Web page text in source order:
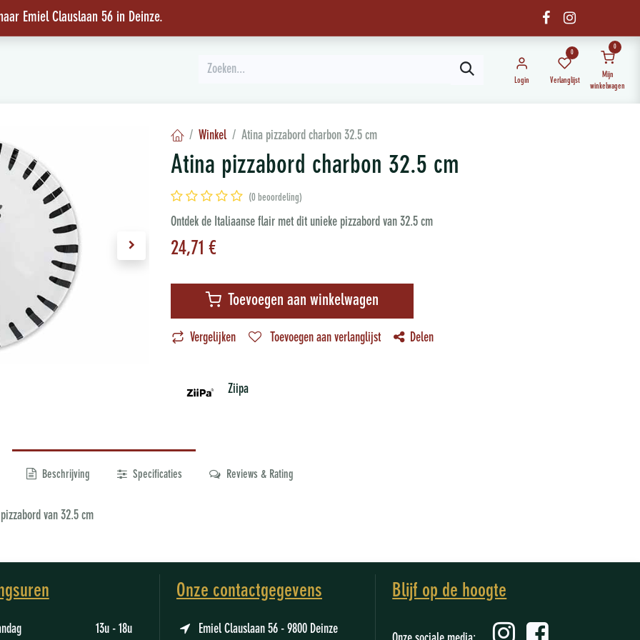
Emiel Clauslaan 56 in Deinze.
Login
0
Verlanglijst
0
Mijn
winkelwagen
Winkel Atina pizzabord charbon 32.5 cm
Atina pizzabord charbon 32.5 cm
(0 beoordeling)
Ontdek de Italiaanse flair met dit unieke pizzabord van 32.5 cm
24,71 €
Toevoegen aan winkelwagen
Vergelijken Toevoegen aan verlanglijst Delen
Ziipa
Beschrijving Specificaties Reviews & Rating
van 32.5 cm
13u - 18u
Onze contactgegevens
Emiel Clauslaan 56 - 9800 Deinze
Blijf op de hoogte